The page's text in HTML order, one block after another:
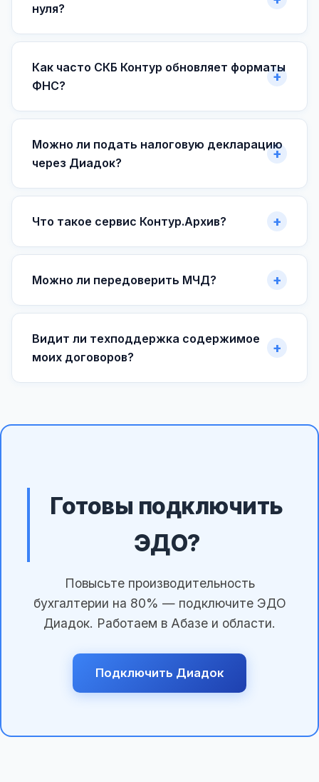
нуля?
Как часто СКБ Контур обновляет форматы
ФНС?
Можно ли подать налоговую декларацию
через Диадок?
Что такое сервис Контур.Архив?
Можно ли передоверить МЧД?
Видит ли техподдержка содержимое
моих договоров?
Готовы подключить
ЭДО?
Повысьте производительность
бухгалтерии на 80% — подключите ЭДО
Диадок. Работаем в Абазе и области.
Подключить Диадок